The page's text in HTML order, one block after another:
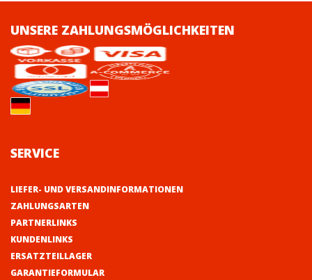
UNSERE ZAHLUNGSMÖGLICHKEITEN
SERVICE
LIEFER- UND VERSANDINFORMATIONEN
ZAHLUNGSARTEN
PARTNERLINKS
KUNDENLINKS
ERSATZTEILLAGER
GARANTIEFORMULAR